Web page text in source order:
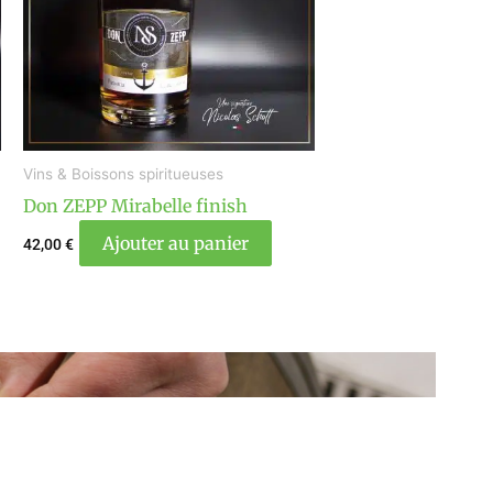
Vins & Boissons spiritueuses
Don ZEPP Mirabelle finish
42,00€ Ajouter au panier